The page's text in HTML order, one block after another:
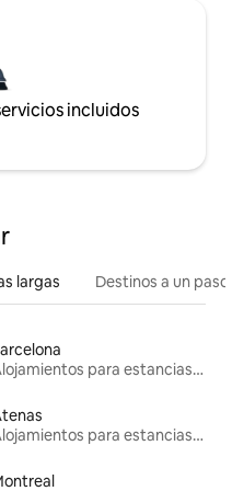
incluidos
largas Destinos a un
Alojamientos para estancias largas
Alojamientos para estancias largas